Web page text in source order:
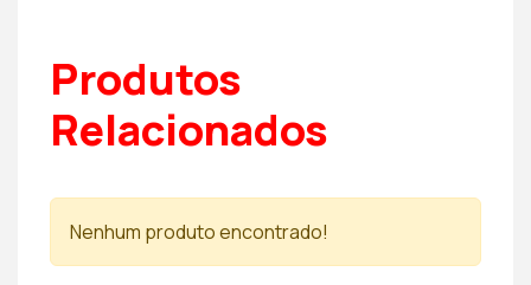
Produtos
Relacionados
Nenhum produto encontrado!